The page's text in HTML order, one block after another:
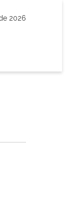
2026